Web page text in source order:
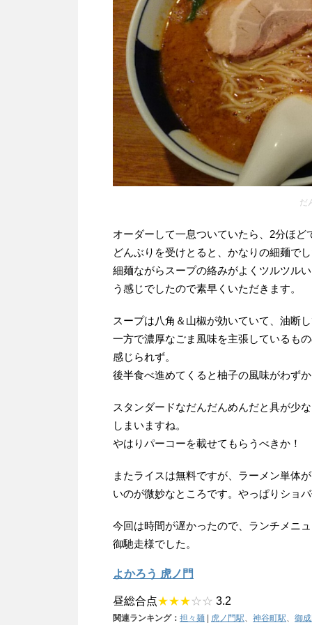
だ
オーダーして一息ついていたら、2分ほ
どんぶりを受けとると、かなりの細麺で
細麺ながらスープの絡みがよくツルツル
う感じでしたので素早くいただきます。
スープは八角＆山椒が効いていて、油断
一方で濃厚なごま風味を主張しているも
感じられず。
後半食べ進めてくると柚子の風味がわず
スタンダードなだんだんめんだと具が少
しまいますね。
やはりパーコーを載せてもらうべきか！
またライスは無料ですが、ラーメン単体
いのが微妙なところです。やっぱりショ
今回は時間が遅かったので、ランチメニ
御馳走様でした。
よかろう 虎ノ門
昼総合点★★★☆☆ 3.2
関連ランキング： 担々麺 | 虎ノ門駅、 神谷町駅、 御